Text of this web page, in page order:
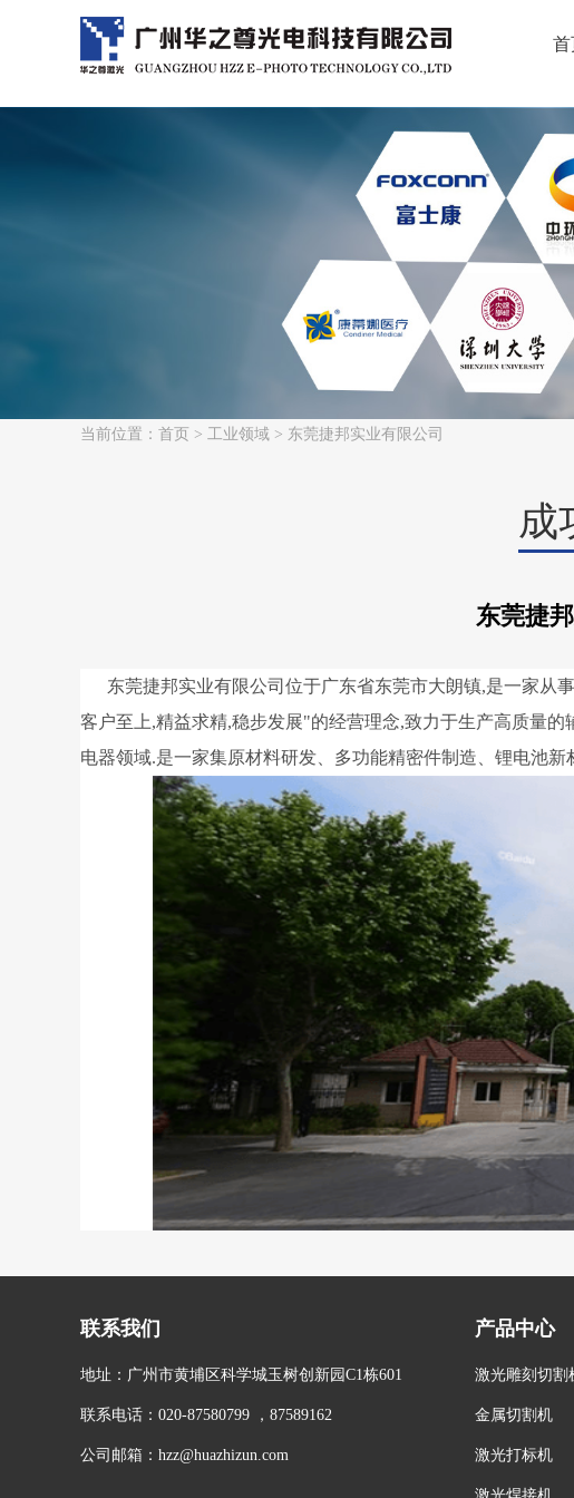
首
当前位置： 首页 > 工业领域 > 东莞捷邦实业有限公司
成
东莞捷
东莞捷邦实业有限公司位于广东省东莞市大朗镇,是一家从
客户至上,精益求精,稳步发展"的经营理念,致力于生产高质量
电器领域.是一家集原材料研发、多功能精密件制造、锂电池新
联系我们
地址：广州市黄埔区科学城玉树创新园C1栋601
联系电话：020-87580799 ，87589162
公司邮箱：hzz@huazhizun.com
产品中心
激光雕刻切割
金属切割机
激光打标机